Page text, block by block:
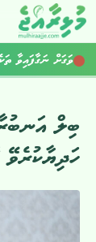
ބިލް
ހަދިޔާކުރެވޭ